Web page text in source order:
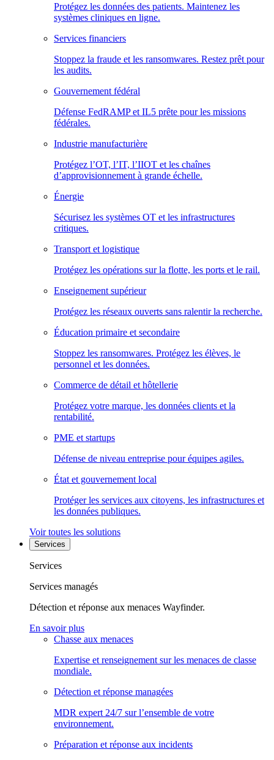
Protégez les données des patients. Maintenez les
systèmes cliniques en ligne.
Services financiers
Stoppez la fraude et les ransomwares. Restez prêt pour
les audits.
Gouvernement fédéral
Défense FedRAMP et IL5 prête pour les missions
fédérales.
Industrie manufacturière
Protégez l’OT, l’IT, l’IIOT et les chaînes
d’approvisionnement à grande échelle.
Énergie
Sécurisez les systèmes OT et les infrastructures
critiques.
Transport et logistique
Protégez les opérations sur la flotte, les ports et le rail.
Enseignement supérieur
Protégez les réseaux ouverts sans ralentir la recherche.
Éducation primaire et secondaire
Stoppez les ransomwares. Protégez les élèves, le
personnel et les données.
Commerce de détail et hôtellerie
Protégez votre marque, les données clients et la
rentabilité.
PME et startups
Défense de niveau entreprise pour équipes agiles.
État et gouvernement local
Protéger les services aux citoyens, les infrastructures et
les données publiques.
Voir toutes les solutions
Services
Services
Services managés
Détection et réponse aux menaces Wayfinder.
En savoir plus
Chasse aux menaces
Expertise et renseignement sur les menaces de classe
mondiale.
Détection et réponse managées
MDR expert 24/7 sur l’ensemble de votre
environnement.
Préparation et réponse aux incidents